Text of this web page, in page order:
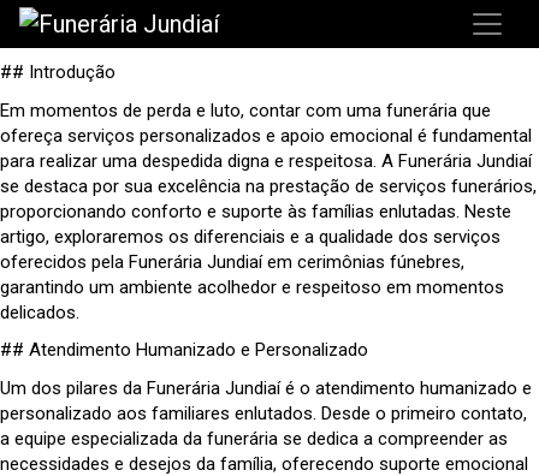
## Introdução
Em momentos de perda e luto, contar com uma funerária que
ofereça serviços personalizados e apoio emocional é fundamental
para realizar uma despedida digna e respeitosa. A Funerária Jundiaí
se destaca por sua excelência na prestação de serviços funerários,
proporcionando conforto e suporte às famílias enlutadas. Neste
artigo, exploraremos os diferenciais e a qualidade dos serviços
oferecidos pela Funerária Jundiaí em cerimônias fúnebres,
garantindo um ambiente acolhedor e respeitoso em momentos
delicados.
## Atendimento Humanizado e Personalizado
Um dos pilares da Funerária Jundiaí é o atendimento humanizado e
personalizado aos familiares enlutados. Desde o primeiro contato,
a equipe especializada da funerária se dedica a compreender as
necessidades e desejos da família, oferecendo suporte emocional